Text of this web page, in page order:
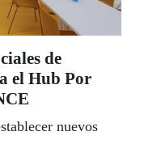
de
el Hub Por
nuevos